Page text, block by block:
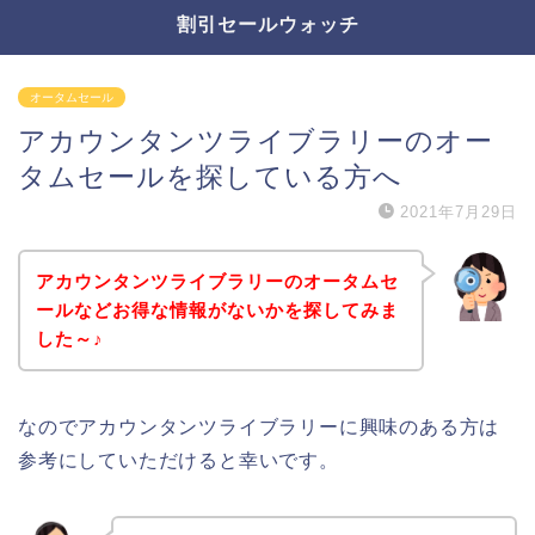
割引セールウォッチ
オータムセール
アカウンタンツライブラリーのオー
タムセールを探している方へ
2021年7月29日
アカウンタンツライブラリーのオータムセ
ールなどお得な情報がないかを探してみま
した～♪
なのでアカウンタンツライブラリーに興味のある方は
参考にしていただけると幸いです。